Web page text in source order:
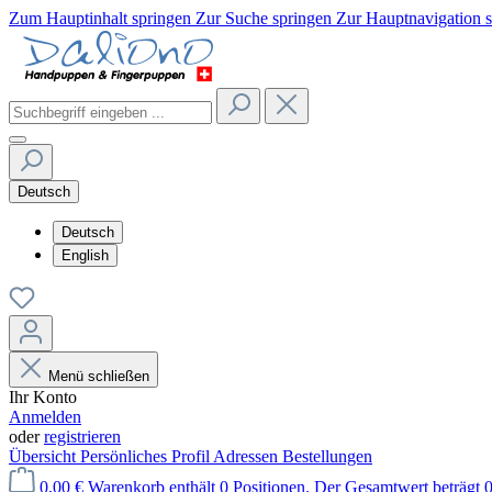
Zum Hauptinhalt springen Zur Suche springen Zur Hauptnavigation
Deutsch
Deutsch
English
Menü schließen
Ihr Konto
Anmelden
oderregistrieren
Übersicht Persönliches Profil Adressen Bestellungen
0,00 € Warenkorb enthält 0 Positionen. Der Gesamtwert beträgt